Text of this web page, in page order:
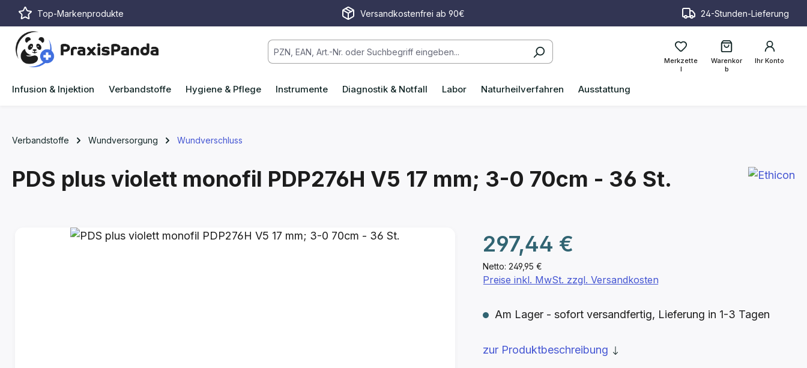
Hauptinhalt springen
Zur Suche springen
Zur Hauptnavigation springen
Top-Markenprodukte Versandkostenfrei ab 90€ 24-Stunden-Lieferung
Merkzette
l
Ihr Konto
Warenkor
b
Infusion & Injektion Verbandstoffe Hygiene & Pflege Instrumente Diagnostik & Notfall Labor Naturheilverfahren Ausstattung
Verbandstoffe Wundversorgung Wundverschluss
PDS plus violett monofil PDP276H V5 17 mm; 3-0 70cm - 36 St.
Bildergalerie überspringen
Netto: 249,95 €
Regulärer Preis:
297,44 €
Preise inkl. MwSt. zzgl. Versandkosten
Am Lager - sofort versandfertig, Lieferung in 1-3 Tagen
zur Produktbeschreibung